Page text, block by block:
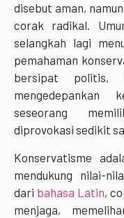
disebut aman,
corak radikal.
selangkah lagi
pemahaman
bersipat politis,
seseorang
diprovokasi sedikit
Konservatisme
mendukung nilai-
dari bahasa Latin,
menjaga,